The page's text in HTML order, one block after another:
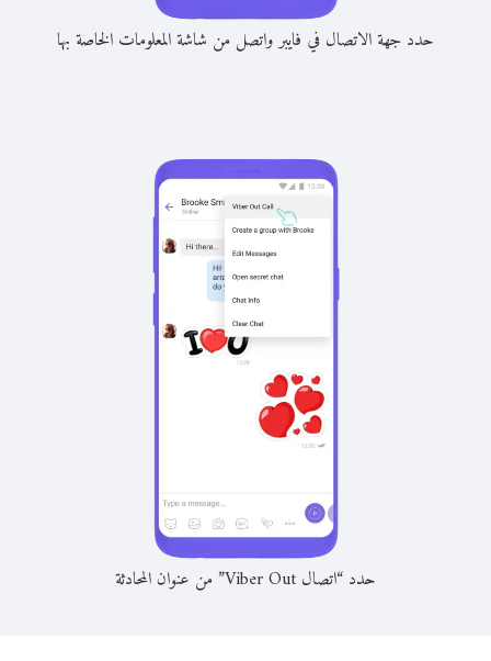
حدد جهة الاتصال في فايبر واتصل من شاشة المعلومات الخاصة بها
حدد “اتصال Viber Out” من عنوان المحادثة